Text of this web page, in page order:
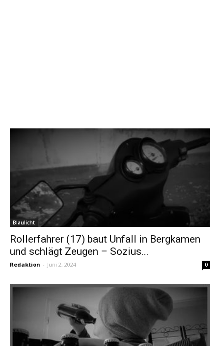
Blaulicht
Rollerfahrer (17) baut Unfall in Bergkamen
und schlägt Zeugen – Sozius...
Redaktion - Juni 2, 2024 0